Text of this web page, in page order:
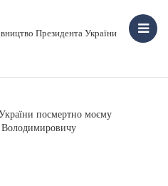
Президента України
посмертно моєму
Володимировичу